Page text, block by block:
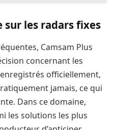
sur les radars fixes
Camsam Plus
concernant les
officiellement,
jamais, ce qui
Dans ce domaine,
les solutions les plus